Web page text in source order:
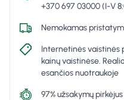
+370 697 03000 (I-V
Nemokamas
Internetinės vaistinės
kainų vaistinėse.
esančios nuotraukoje
97% užsakymų